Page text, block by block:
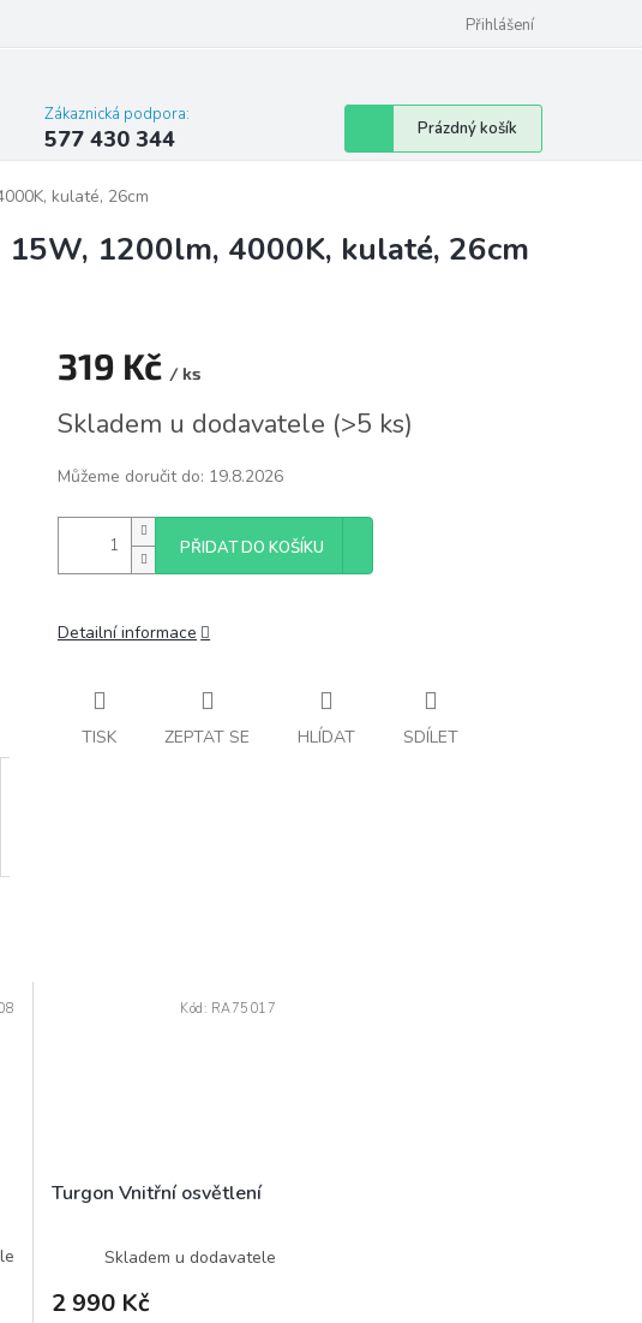
Přihlášení
Zákaznická podpora:
577 430 344
Nákupní
košík
Prázdný košík
kulaté, 26cm
1200lm, 4000K, kulaté, 26cm
319 Kč / ks
cena:
Skladem u dodavatele (>5 ks)
Můžeme doručit do: 19.8.2026
PŘIDAT DO KOŠÍKU
Detailní informace
TISK ZEPTAT SE HLÍDAT SDÍLET
Turgon Vnitřní osvětlení
Skladem u dodavatele
2 990 Kč
Kód: RA75017